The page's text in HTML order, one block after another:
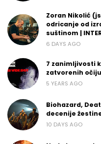
Zoran Nikolić
odricanje od
suštinom |
6 DAYS AGO
7 zanimljivosti
zatvorenih
5 YEARS AGO
Biohazard,
decenije
10 DAYS AGO